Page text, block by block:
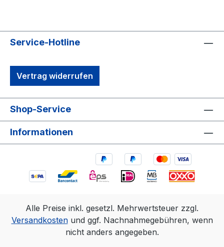
Service-Hotline
Vertrag widerrufen
Shop-Service
Informationen
Alle Preise inkl. gesetzl. Mehrwertsteuer zzgl.
Versandkostenund ggf. Nachnahmegebühren, wenn
nicht anders angegeben.